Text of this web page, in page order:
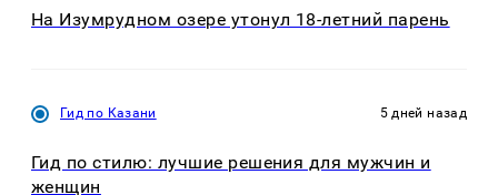
На Изумрудном озере утонул 18-летний парень
Гид по Казани 5 дней назад
Гид по стилю: лучшие решения для мужчин и
женщин